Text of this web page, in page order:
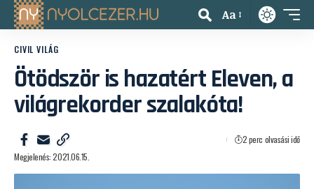
Aa
CIVIL VILÁG
Ötödször is hazatért Eleven, a
világrekorder szalakóta!
Megjelenés: 2021.06.15.
2 perc olvasási idő